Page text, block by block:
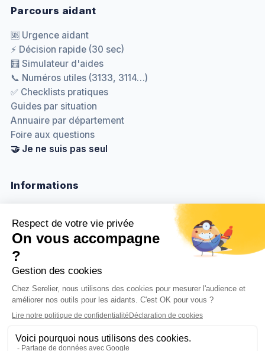
Parcours aidant
🆘 Urgence aidant
⚡ Décision rapide (30 sec)
🧮 Simulateur d'aides
📞 Numéros utiles (3133, 3114…)
✅ Checklists pratiques
Guides par situation
Annuaire par département
Foire aux questions
🤝 Je ne suis pas seul
Informations
Méthodologie & sources
Politique de confidentialité
Mentions légales
Gestion des cookies
© 2026Serelier. Tous droits réservés.